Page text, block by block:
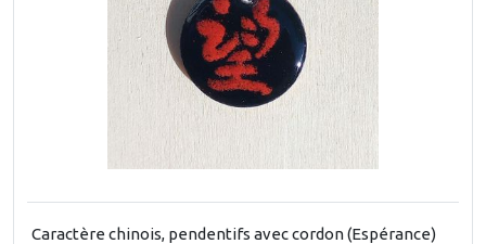
Caractère chinois, pendentifs avec cordon (Espérance)